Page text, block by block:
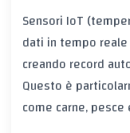
Sensori IoT
dati in tempo
creando record
Questo è
come carne,